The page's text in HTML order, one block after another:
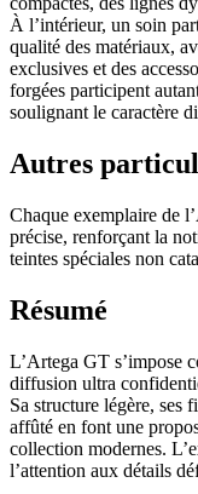
À l’intérieur, un soin
qualité des matériaux,
exclusives et des
forgées participent
soulignant le caractère
Autres
Chaque exemplaire de
précise, renforçant la
teintes spéciales non
Résumé
L’Artega GT s’impose
diffusion ultra
Sa structure légère, ses
affûté en font une
collection modernes.
l’attention aux détails